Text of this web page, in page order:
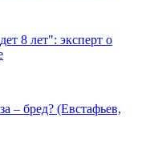
8 лет": эксперт о
– бред? (Евстафьев,